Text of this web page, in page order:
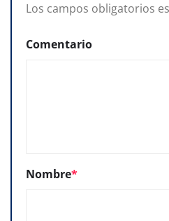
Los campos obligatorios
Comentario
Nombre*